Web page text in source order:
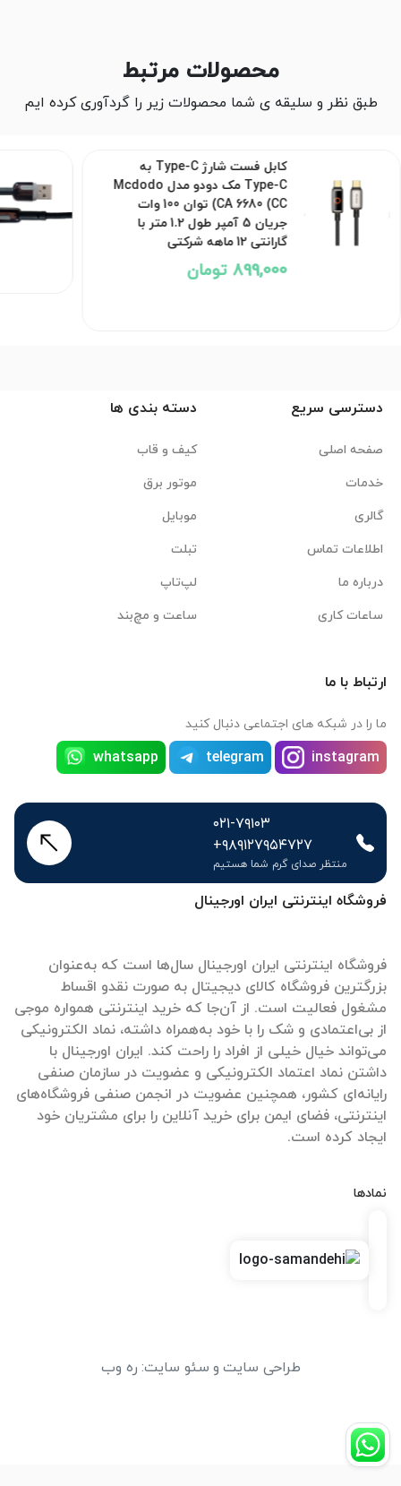
محصولات مرتبط
طبق نظر و سلیقه ی شما محصولات زیر را گردآوری کرده ایم
کابل فست شارژ Type-C به
Type-C مک دودو مدل Mcdodo
CA 6680 (CC) توان 100 وات
جریان 5 آمپر طول 1.2 متر با
گارانتی 12 ماهه شرکتی
899,000 تومان
فروشگاه اینترنتی ایران اورجینال
فروشگاه اینترنتی ایران اورجینال سال‌ها است که به‌عنوان
بزرگترین فروشگاه کالای دیجیتال به صورت نقدو اقساط
مشغول فعالیت است. از آن‌جا که خرید اینترنتی همواره موجی
از بی‌اعتمادی و شک را با خود به‌همراه داشته، نماد الکترونیکی
می‌تواند خیال خیلی از افراد را راحت کند. ایران اورجینال با
داشتن نماد اعتماد الکترونیکی و عضویت در سازمان صنفی
رایانه‌ای کشور، همچنین عضویت در انجمن صنفی فروشگاه‌های
اینترنتی، فضای ایمن برای خرید آنلاین را برای مشتریان خود
ایجاد کرده است.
نمادها
دسترسی سریع
صفحه اصلی
خدمات
گالری
اطلاعات تماس
درباره ما
ساعات کاری
دسته بندی ها
کیف و قاب
موتور برق
موبایل
تبلت
لپ‌تاپ
ساعت و مچ‌بند
ارتباط با ما
ما را در شبکه های اجتماعی دنبال کنید
instagram
telegram
whatsapp
۰۲۱-۷۹۱۰۳
+۹۸۹۱۲۷۹۵۴۷۲۷
منتظر صدای گرم شما هستیم
طراحی سایت و سئو سایت: ره وب